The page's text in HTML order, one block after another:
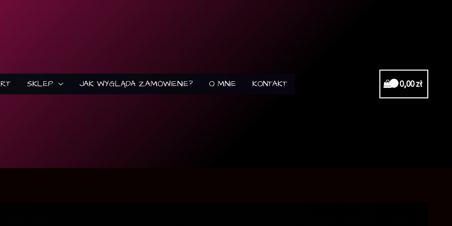
SKLEP JAK WYGLĄDA ZAMÓWIENIE? O MNIE KONTAKT 0,00zł